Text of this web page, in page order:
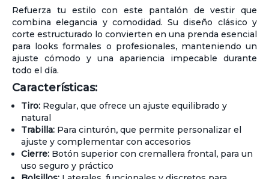
Refuerza tu estilo con este pantalón de vestir que
combina elegancia y comodidad. Su diseño clásico y
corte estructurado lo convierten en una prenda esencial
para looks formales o profesionales, manteniendo un
ajuste cómodo y una apariencia impecable durante
todo el día.
Características:
Tiro: Regular, que ofrece un ajuste equilibrado y
natural
Trabilla: Para cinturón, que permite personalizar el
ajuste y complementar con accesorios
Cierre: Botón superior con cremallera frontal, para un
uso seguro y práctico